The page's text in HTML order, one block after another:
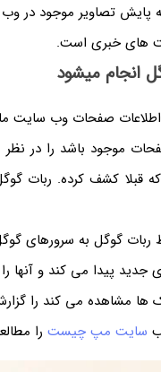
انجام میشود
کشف کرده. ربات
گوگل به سرورهای
پیدا می کند و آنها
ها مشاهده می کند را
سایت مپ چیست را